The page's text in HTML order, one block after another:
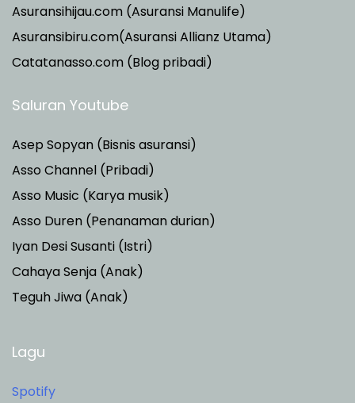
Asuransihijau.com (Asuransi Manulife)
Asuransibiru.com(Asuransi Allianz Utama)
Catatanasso.com (Blog pribadi)
Saluran Youtube
Asep Sopyan (Bisnis asuransi)
Asso Channel (Pribadi)
Asso Music (Karya musik)
Asso Duren (Penanaman durian)
Iyan Desi Susanti (Istri)
Cahaya Senja (Anak)
Teguh Jiwa (Anak)
Lagu
Spotify